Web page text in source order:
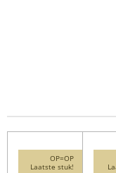
OP=OP
Laatste stuk!